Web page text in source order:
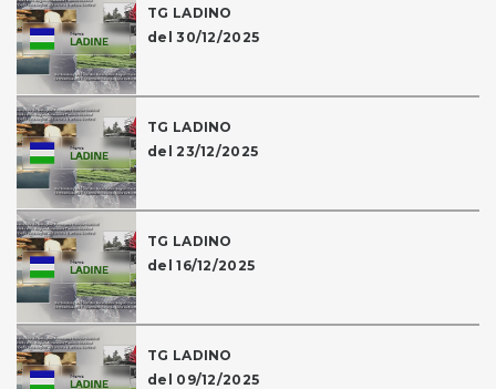
TG LADINO
del 30/12/2025
TG LADINO
del 23/12/2025
TG LADINO
del 16/12/2025
TG LADINO
del 09/12/2025